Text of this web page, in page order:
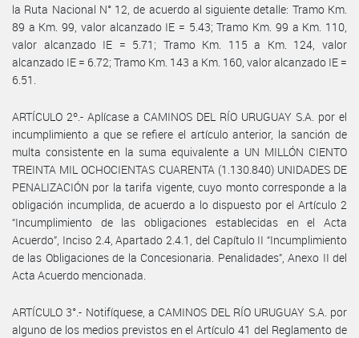
la Ruta Nacional N° 12, de acuerdo al siguiente detalle: Tramo Km.
89 a Km. 99, valor alcanzado IE = 5.43; Tramo Km. 99 a Km. 110,
valor alcanzado IE = 5.71; Tramo Km. 115 a Km. 124, valor
alcanzado IE = 6.72; Tramo Km. 143 a Km. 160, valor alcanzado IE =
6.51.
ARTÍCULO 2º.- Aplícase a CAMINOS DEL RÍO URUGUAY S.A. por el
incumplimiento a que se refiere el artículo anterior, la sanción de
multa consistente en la suma equivalente a UN MILLÓN CIENTO
TREINTA MIL OCHOCIENTAS CUARENTA (1.130.840) UNIDADES DE
PENALIZACIÓN por la tarifa vigente, cuyo monto corresponde a la
obligación incumplida, de acuerdo a lo dispuesto por el Artículo 2
“Incumplimiento de las obligaciones establecidas en el Acta
Acuerdo”, Inciso 2.4, Apartado 2.4.1, del Capítulo II “Incumplimiento
de las Obligaciones de la Concesionaria. Penalidades”, Anexo II del
Acta Acuerdo mencionada.
ARTÍCULO 3°.- Notifíquese, a CAMINOS DEL RÍO URUGUAY S.A. por
alguno de los medios previstos en el Artículo 41 del Reglamento de